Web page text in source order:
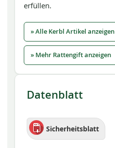
erfüllen.
» Alle Kerbl Artikel anzeigen
» Mehr Rattengift anzeigen
Datenblatt
Sicherheitsblatt